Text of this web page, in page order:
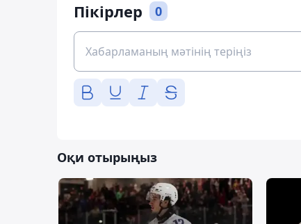
Пікірлер 0
Оқи отырыңыз